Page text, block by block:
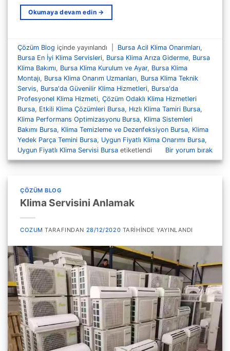
Okumaya devam edin →
Çözüm Blog içinde yayınlandı Bursa Acil Klima Onarımları,
Bursa En İyi Klima Servisleri, Bursa Klima Arıza Giderme, Bursa
Klima Bakımı, Bursa Klima Kurulum ve Ayar, Bursa Klima
Montajı, Bursa Klima Onarım Uzmanları, Bursa Klima Teknik
Servis, Bursa'da Güvenilir Klima Hizmetleri, Bursa'da
Profesyonel Klima Hizmeti,Çözüm Odaklı Klima Hizmetleri
Bursa, Etkili Klima Çözümleri Bursa, Hızlı Klima Tamiri Bursa,
Klima Performans Optimizasyonu Bursa, Klima Sistemleri
Bakımı Bursa, Klima Temizleme ve Dezenfeksiyon Bursa, Klima
Yedek Parça Temini Bursa, Uygun Fiyatlı Klima Onarımı Bursa,
Uygun Fiyatlı Klima Servisi Bursa etiketlendi Bir yorum bırak
ÇÖZÜM BLOG
Klima Servisini Anlamak
COZUM TARAFINDAN 28/12/2020 TARIHINDE YAYINLANDI